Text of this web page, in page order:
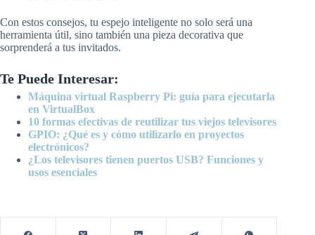
Con estos consejos, tu espejo inteligente no solo será una
herramienta útil, sino también una pieza decorativa que
sorprenderá a tus invitados.
Te Puede Interesar:
Máquina virtual Raspberry Pi: guía para ejecutarla
en VirtualBox
10 formas efectivas de reutilizar tus viejos televisores
GPIO: ¿Qué es y cómo utilizarlo en proyectos
electrónicos?
¿Los televisores tienen puertos USB? Funciones y
usos esenciales